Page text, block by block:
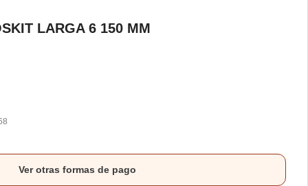
LARGA 6 150 MM
Ver otras formas de pago